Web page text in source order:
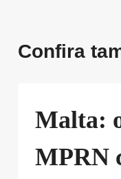
Confira
Malta:
MPRN